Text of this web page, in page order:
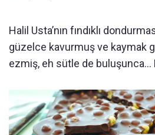
Halil Usta’nın fındıklı
güzelce kavurmuş ve kaymak
ezmiş, eh sütle de buluşunca...